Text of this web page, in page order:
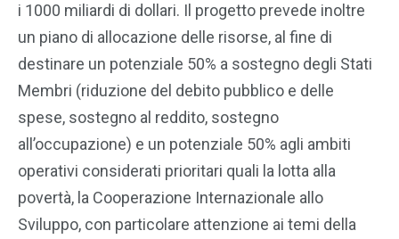
i 1000 miliardi di dollari. Il progetto prevede inoltre
un piano di allocazione delle risorse, al fine di
destinare un potenziale 50% a sostegno degli Stati
Membri (riduzione del debito pubblico e delle
spese, sostegno al reddito, sostegno
all’occupazione) e un potenziale 50% agli ambiti
operativi considerati prioritari quali la lotta alla
povertà, la Cooperazione Internazionale allo
Sviluppo, con particolare attenzione ai temi della